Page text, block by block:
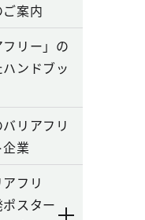
案内
フリー」の
ンドブッ
リアフリ
業
アフリ
スター